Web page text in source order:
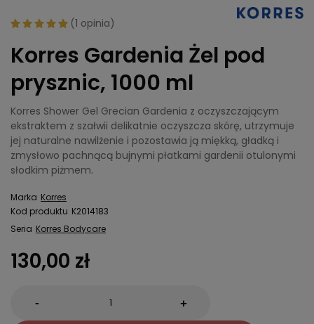
(1 opinia)
Korres Gardenia Żel pod
prysznic, 1000 ml
Korres Shower Gel Grecian Gardenia z oczyszczającym
ekstraktem z szałwii delikatnie oczyszcza skórę, utrzymuje
jej naturalne nawilżenie i pozostawia ją miękką, gładką i
zmysłowo pachnącą bujnymi płatkami gardenii otulonymi
słodkim piżmem.
Marka Korres
Kod produktu K2014183
Seria Korres Bodycare
130,00 zł
- +